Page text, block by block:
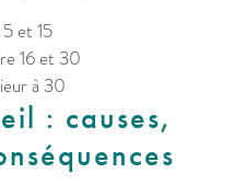
et 15
16 et 30
à 30
: causes,